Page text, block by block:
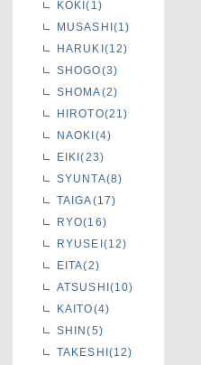
KOKI(1)
MUSASHI(1)
HARUKI(12)
SHOGO(3)
SHOMA(2)
HIROTO(21)
NAOKI(4)
EIKI(23)
SYUNTA(8)
TAIGA(17)
RYO(16)
RYUSEI(12)
EITA(2)
ATSUSHI(10)
KAITO(4)
SHIN(5)
TAKESHI(12)